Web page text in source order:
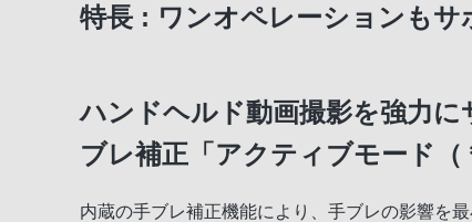
特長 : ワンオペレーションもサ
ハンドヘルド動画撮影を強力
ブレ補正「アクティブモード（
内蔵の手ブレ補正機能により、手ブレの影響を